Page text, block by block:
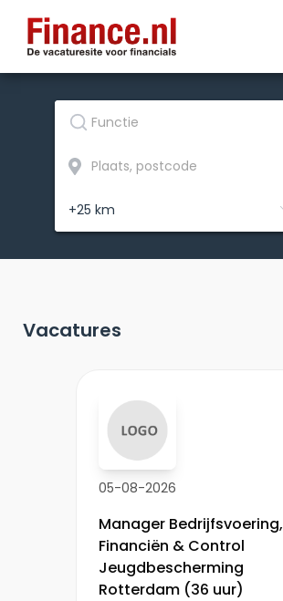
Vacatures
05-08-2026
Manager Bedrijfsvoering,
Financiën & Control
Jeugdbescherming
Rotterdam (36 uur)